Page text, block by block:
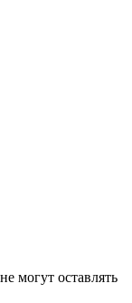
могут оставлять